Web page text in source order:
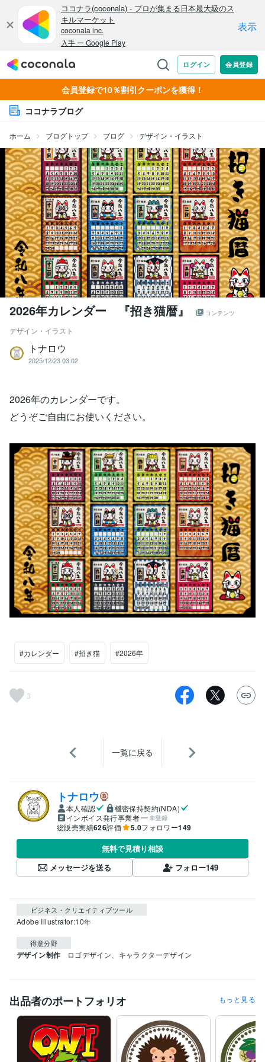
会員登録で10％割引クーポンを獲得！
ココナラブログ
ホーム ブログトップ ブログ デザイン・イラスト
2026年カレンダー 『招き猫暦』 コンテンツ
デザイン・イラスト
トナロウ
2025/12/23 03:02
2026年のカレンダーです。
どうぞご自由にお使いください。
#カレンダー #招き猫 #2026年
3
一覧に戻る
トナロウ
本人確認
機密保持契約(NDA)
インボイス発行事業者
未登録
総販売実績626評価 5.0フォロワー149
無料で見積り相談
メッセージを送る
フォロー149
ビジネス・クリエイティブツール
Adobe Illustrator:10年
得意分野
デザイン制作 ロゴデザイン、キャラクターデザイン
出品者のポートフォリオ もっと見る